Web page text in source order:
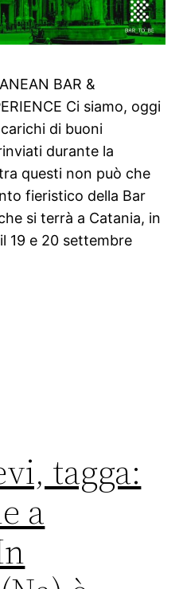
BAR &
Ci siamo, oggi
di buoni
durante la
questi non può che
fieristico della Bar
si terrà a Catania, in
19 e 20 settembre
tagga:
a